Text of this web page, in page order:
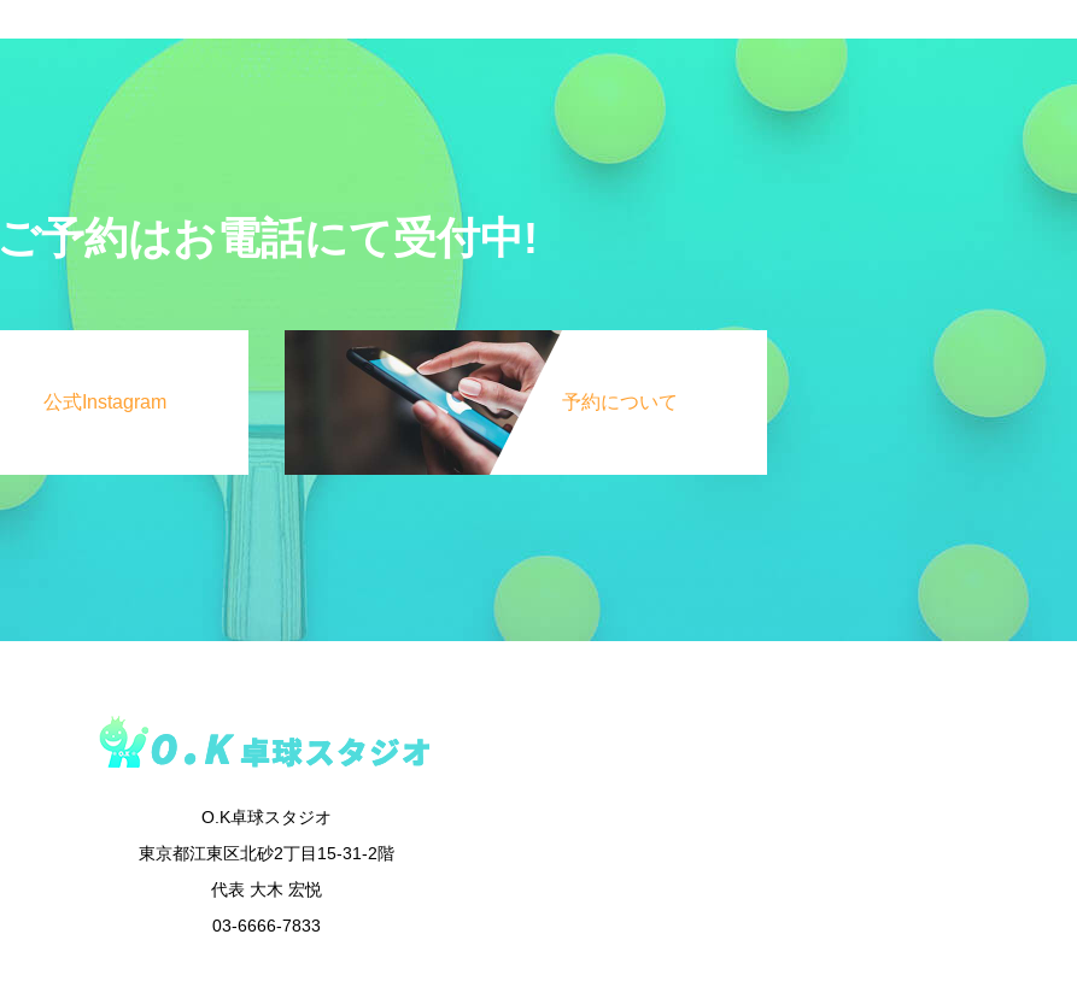
ご予約はお電話にて受付中!
公式Instagram 予約について
O.K卓球スタジオ
東京都江東区北砂2丁目15-31-2階
代表 大木 宏悦
03-6666-7833